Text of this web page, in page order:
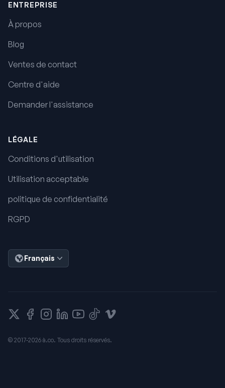
ENTREPRISE
À propos
Blog
Ventes de contact
Centre d'aide
Demander l'assistance
LÉGALE
Conditions d'utilisation
Utilisation acceptable
politique de confidentialité
RGPD
Français
X Facebook
Instagram
LiendinYoutubeTiktokVimeo
© 2017-2026 à.co. Tous droits réservés.